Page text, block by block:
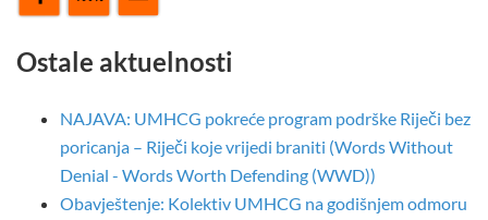
Ostale aktuelnosti
NAJAVA: UMHCG pokreće program podrške Riječi bez
poricanja – Riječi koje vrijedi braniti (Words Without
Denial - Words Worth Defending (WWD))
Obavještenje: Kolektiv UMHCG na godišnjem odmoru